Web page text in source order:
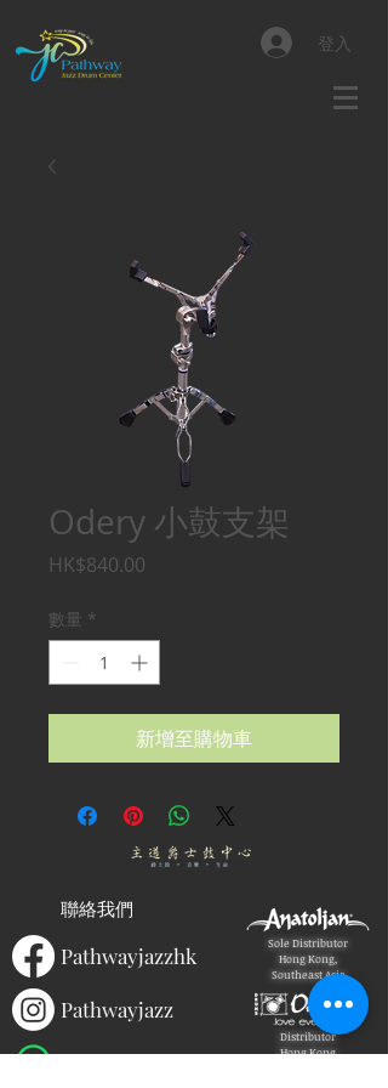
登入
Odery 小鼓支架
HK$840.00
數量 *
新增至購物車
聯絡我們
Pathwayjazzhk
Sole Distributor
Hong Kong,
Southeast Asia
Distributor
Hong Kong
Pathwayjazz
(+852)91644031